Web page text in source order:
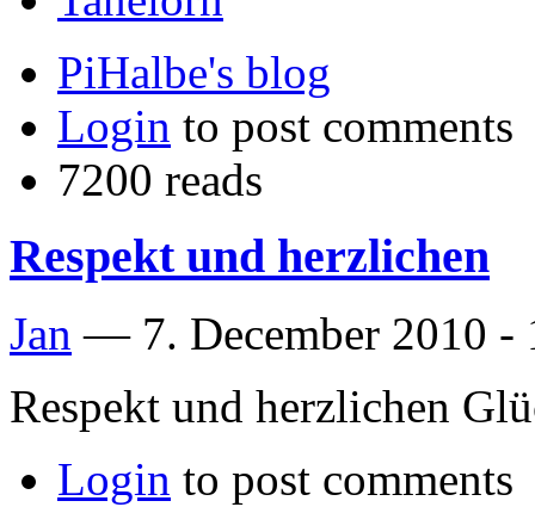
PiHalbe's blog
Login to post comments
7200 reads
Respekt und herzlichen
Jan — 7. December 2010 -
Respekt und herzlichen
Login to post comments